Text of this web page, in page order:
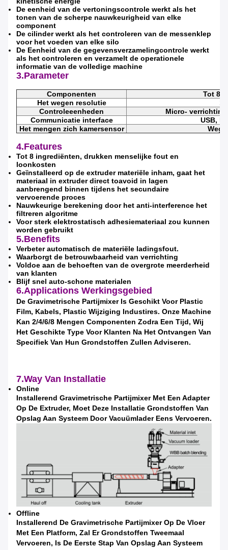
Laat een bericht achter
VERZENDEN
De eenheid van de vertoningscontrole werkt als het
tonen van de scherpe nauwkeurigheid van elke
component
De cilinder werkt als het controleren van de messenklep
voor het voeden van elke silo
De Eenheid van de gegevensverzamelingcontrole werkt
als het controleren en verzamelt de operationele
informatie van de volledige machine
3.Parameter
Componenten
Tot 8
Het wegen resolutie
Controleeenheden
Micro-
Communicatie interface
USB,
Het mengen zich kamersensor
4.Features
Tot 8 ingrediënten, drukken menselijke fout en
loonkosten
Geïnstalleerd op de extruder materiële inham, gaat het
materiaal in extruder direct toavoid in lagen
aanbrengend binnen tijdens het secundaire
vervoerende proces
Nauwkeurige berekening door het anti-interference het
filtreren algoritme
Voor sterk elektrostatisch adhesiemateriaal zou kunnen
worden gebruikt
5.Benefits
Verbeter automatisch de materiële ladingsfout.
Waarborgt de betrouwbaarheid van verrichting
Voldoe aan de behoeften van de overgrote meerderheid
van klanten
Blijf snel auto-schone materialen
6.Applications Werkingsgebied
De Gravimetrische Partijmixer Is Geschikt Voor Plastic
Film, Kabels, Plastic Wijziging Industires. Onze Machine
Kan 2/4/6/8 Mengen Componenten Zodra Een Tijd, Wij
Het Geschikte Type Voor Klanten Na Het Ontvangen Van
Specifiek Van Hun Grondstoffen Zullen Adviseren.
7.Way Van Installatie
Online
Installerend Gravimetrische Partijmixer Met Een Adapter
Op De Extruder, Moet Deze Installatie Grondstoffen Van
Opslag Aan Systeem Door Vacuümlader Eens Vervoeren.
Offline
Installerend De Gravimetrische Partijmixer Op De Vloer
Met Een Platform, Zal Er Grondstoffen Tweemaal
Vervoeren, Is De Eerste Stap Van Opslag Aan Systeem